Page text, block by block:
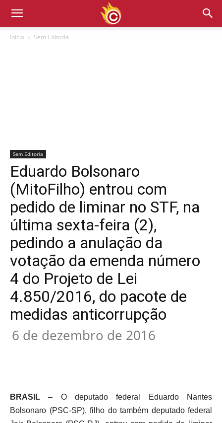
Início Sem Editoria
Sem Editoria
Eduardo Bolsonaro
(MitoFilho) entrou com
pedido de liminar no STF, na
última sexta-feira (2),
pedindo a anulação da
votação da emenda número
4 do Projeto de Lei
4.850/2016, do pacote de
medidas anticorrupção
6 de dezembro de 2016
BRASIL – O deputado federal Eduardo Nantes
Bolsonaro (PSC-SP), filho do também deputado federal